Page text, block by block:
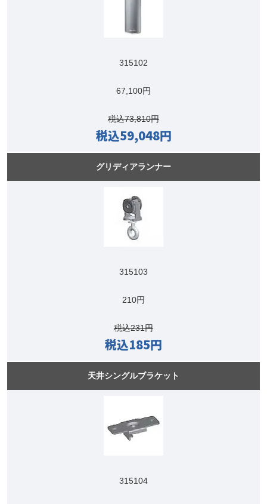
315102
67,100円
税込73,810円
税込59,048円
グリディアランナー
315103
210円
税込231円
税込185円
天井シングルブラケット
315104